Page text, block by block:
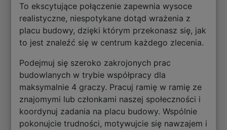
To ekscytujące połączenie zapewnia wysoce
realistyczne, niespotykane dotąd wrażenia z
placu budowy, dzięki którym przekonasz się, jak
to jest znaleźć się w centrum każdego zlecenia.
Podejmuj się szeroko zakrojonych prac
budowlanych w trybie współpracy dla
maksymalnie 4 graczy. Pracuj ramię w ramię ze
znajomymi lub członkami naszej społeczności i
koordynuj zadania na placu budowy. Wspólnie
pokonujcie trudności, motywujcie się nawzajem i